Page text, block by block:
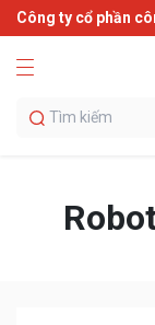
Công ty cổ phần